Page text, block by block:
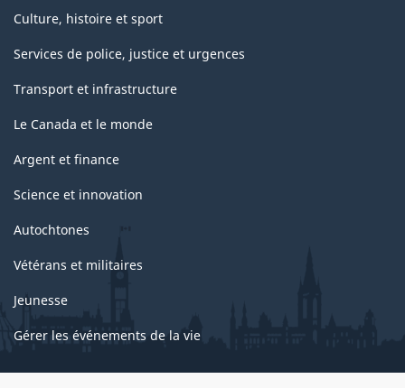
Culture, histoire et sport
Services de police, justice et urgences
Transport et infrastructure
Le Canada et le monde
Argent et finance
Science et innovation
Autochtones
Vétérans et militaires
Jeunesse
Gérer les événements de la vie